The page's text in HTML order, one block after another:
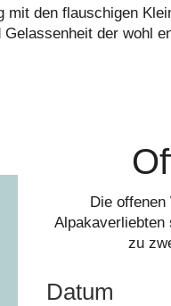
den flauschigen
der wohl
Die offenen
Alpakaverliebten
zu
Datum